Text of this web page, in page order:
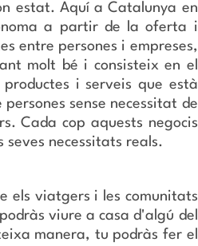
estat. Aquí a Catalunya en
a partir de la oferta i
entre persones i empreses,
molt bé i consisteix en el
i serveis que està
sense necessitat de
Cada cop aquests negocis
necessitats reals.
els viatgers i les comunitats
viure a casa d'algú del
manera, tu podràs fer el